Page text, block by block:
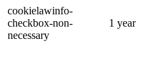
cookielawinfo-
checkbox-non-
necessary
1 year